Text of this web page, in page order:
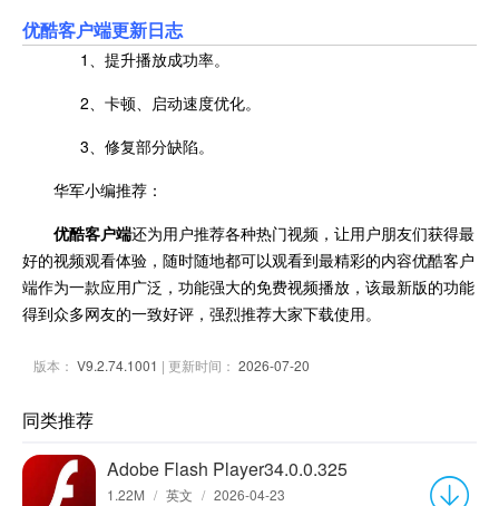
优酷客户端更新日志
1、提升播放成功率。
2、卡顿、启动速度优化。
3、修复部分缺陷。
华军小编推荐：
优酷客户端还为用户推荐各种热门视频，让用户朋友们获得最
好的视频观看体验，随时随地都可以观看到最精彩的内容优酷客户
端作为一款应用广泛，功能强大的免费视频播放，该最新版的功能
得到众多网友的一致好评，强烈推荐大家下载使用。
版本： V9.2.74.1001 | 更新时间： 2026-07-20
同类推荐
Adobe Flash Player34.0.0.325
1.22M / 英文 / 2026-04-23